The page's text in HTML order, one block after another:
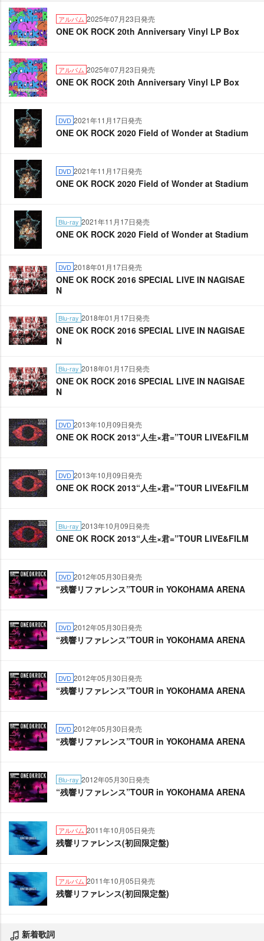
アルバム 2025年07月23日発売
ONE OK ROCK 20th Anniversary Vinyl LP Box
アルバム 2025年07月23日発売
ONE OK ROCK 20th Anniversary Vinyl LP Box
DVD 2021年11月17日発売
ONE OK ROCK 2020 Field of Wonder at Stadium
DVD 2021年11月17日発売
ONE OK ROCK 2020 Field of Wonder at Stadium
Blu-ray 2021年11月17日発売
ONE OK ROCK 2020 Field of Wonder at Stadium
DVD 2018年01月17日発売
ONE OK ROCK 2016 SPECIAL LIVE IN NAGISAE
N
Blu-ray 2018年01月17日発売
ONE OK ROCK 2016 SPECIAL LIVE IN NAGISAE
N
Blu-ray 2018年01月17日発売
ONE OK ROCK 2016 SPECIAL LIVE IN NAGISAE
N
DVD 2013年10月09日発売
ONE OK ROCK 2013“人生×君=”TOUR LIVE&FILM
DVD 2013年10月09日発売
ONE OK ROCK 2013“人生×君=”TOUR LIVE&FILM
Blu-ray 2013年10月09日発売
ONE OK ROCK 2013“人生×君=”TOUR LIVE&FILM
DVD 2012年05月30日発売
“残響リファレンス”TOUR in YOKOHAMA ARENA
DVD 2012年05月30日発売
“残響リファレンス”TOUR in YOKOHAMA ARENA
DVD 2012年05月30日発売
“残響リファレンス”TOUR in YOKOHAMA ARENA
DVD 2012年05月30日発売
“残響リファレンス”TOUR in YOKOHAMA ARENA
Blu-ray 2012年05月30日発売
“残響リファレンス”TOUR in YOKOHAMA ARENA
アルバム 2011年10月05日発売
残響リファレンス(初回限定盤)
アルバム 2011年10月05日発売
残響リファレンス(初回限定盤)
新着歌詞